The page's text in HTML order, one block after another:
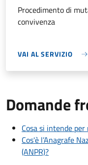
Procedimento di
convivenza
VAI AL SERVIZIO
Domande
Cosa si intende
Cos'è l’Anagrafe
(ANPR)?